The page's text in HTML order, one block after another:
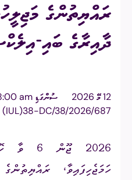
ރައްޔިތުންގެ
ދާއިރާގެ ބައި-އިލެކްޝަން
12 މޭ 2026 ސުންގަޑި am ⁧8:00 18 މޭ 2026
(IUL)38-DC/38/2026/687
2026
ހަމަޖެހިފައިވާ،